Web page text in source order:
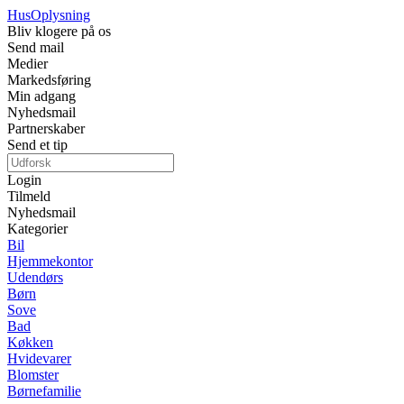
HusOplysning
Bliv klogere på os
Send mail
Medier
Markedsføring
Min adgang
Nyhedsmail
Partnerskaber
Send et tip
Login
Tilmeld
Nyhedsmail
Kategorier
Bil
Hjemmekontor
Udendørs
Børn
Sove
Bad
Køkken
Hvidevarer
Blomster
Børnefamilie